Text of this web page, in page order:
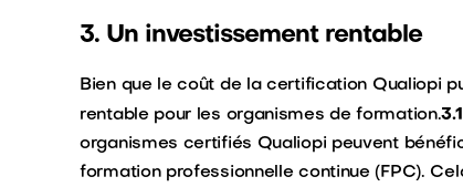
3. Un investissement rentable
Bien que le coût de la certification Qualiopi
rentable pour les organismes de formation.
organismes certifiés Qualiopi peuvent
formation professionnelle continue (FPC).